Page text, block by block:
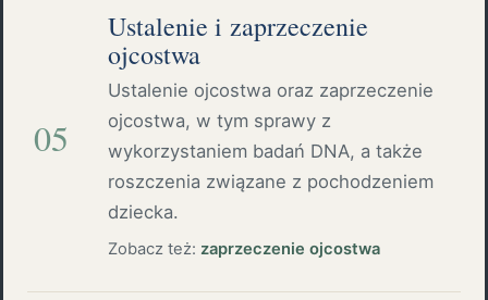
05
Ustalenie i zaprzeczenie
ojcostwa
Ustalenie ojcostwa oraz zaprzeczenie
ojcostwa, w tym sprawy z
wykorzystaniem badań DNA, a także
roszczenia związane z pochodzeniem
dziecka.
Zobacz też: zaprzeczenie ojcostwa